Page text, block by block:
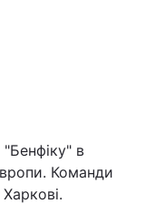
в
Команди